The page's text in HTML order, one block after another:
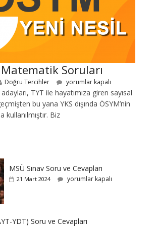
Matematik Soruları
Doğru Tercihler yorumlar kapalı
TYT ile hayatımıza giren sayısal
bu yana YKS dışında ÖSYM’nin
kullanılmıştır. Biz
MSÜ Sınav Soru ve Cevapları
21 Mart 2024 yorumlar kapalı
YDT) Soru ve Cevapları